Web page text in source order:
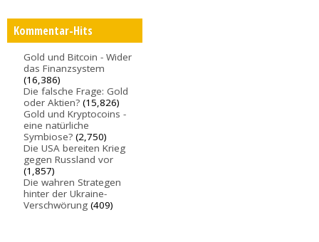
Kommentar-Hits
Gold und Bitcoin - Wider
das Finanzsystem
(16,386)
Die falsche Frage: Gold
oder Aktien? (15,826)
Gold und Kryptocoins -
eine natürliche
Symbiose? (2,750)
Die USA bereiten Krieg
gegen Russland vor
(1,857)
Die wahren Strategen
hinter der Ukraine-
Verschwörung (409)